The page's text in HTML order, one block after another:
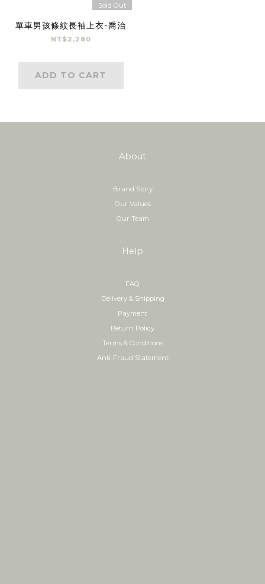
Sold Out
單車男孩條紋長袖上衣-喬治
NT$2,280
ADD TO CART
About
Brand Story
Our Values
Our Team
Help
FAQ
Delivery & Shipping
Payment
Return Policy
Terms & Conditions
Anti-Fraud Statement